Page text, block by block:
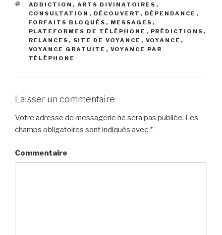
ÉTIQUETTES
ADDICTION , ARTS DIVINATOIRES ,
CONSULTATION , DÉCOUVERT , DÉPENDANCE ,
FORFAITS BLOQUÉS , MESSAGES ,
PLATEFORMES DE TÉLÉPHONE , PRÉDICTIONS ,
RELANCES , SITE DE VOYANCE , VOYANCE ,
VOYANCE GRATUITE , VOYANCE PAR
TÉLÉPHONE
Laisser un commentaire
Votre adresse de messagerie ne sera pas publiée. Les
champs obligatoires sont indiqués avec *
Commentaire